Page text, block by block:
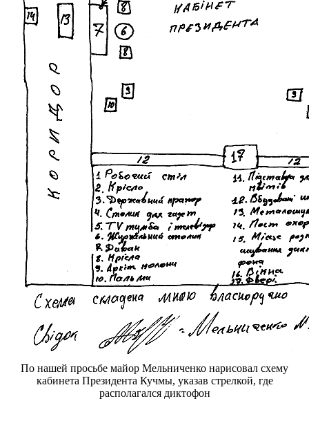
По нашей просьбе майор Мельниченко нарисовал схему
кабинета Президента Кучмы, указав стрелкой, где
располагался диктофон